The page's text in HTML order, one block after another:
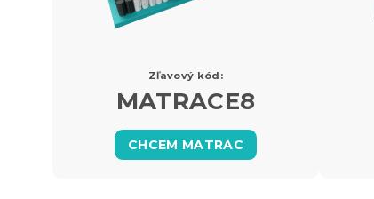
Zľavový kód:
MATRACE8
CHCEM MATRAC